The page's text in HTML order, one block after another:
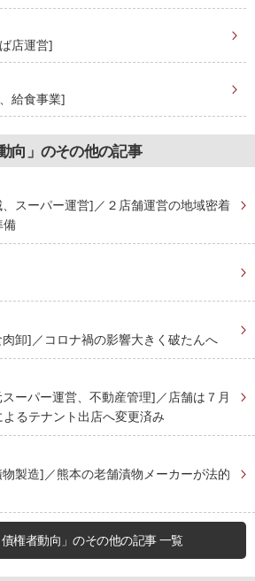
店運営]
給食事業]
向」のその他の記事
スーパー運営]／２店舗運営の地域密着
備
卸]／コロナ禍の影響大きく破たんへ
ーパー運営、不動産管理]／店舗は７月
よるテナント出店へ変更済み
製造]／熊本の老舗漬物メーカーが法的
債権者動向」のその他の記事 一覧